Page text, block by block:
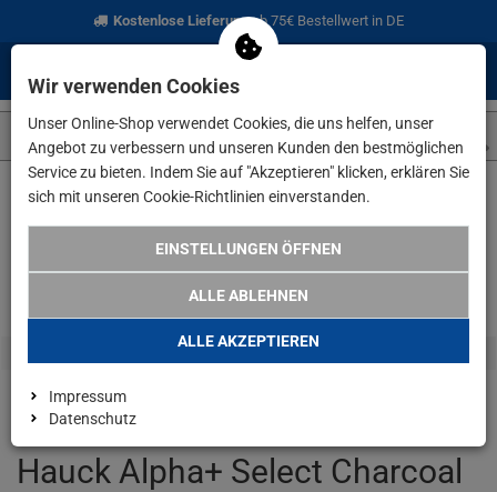
Kostenlose Lieferungab 75€ Bestellwert in DE
Hauck Alpha+ Select Charcoal
Wir verwenden Cookies
Unser Online-Shop verwendet Cookies, die uns helfen, unser
Angebot zu verbessern und unseren Kunden den bestmöglichen
Service zu bieten. Indem Sie auf "Akzeptieren" klicken, erklären Sie
sich mit unseren Cookie-Richtlinien einverstanden.
EINSTELLUNGEN ÖFFNEN
ALLE ABLEHNEN
ALLE AKZEPTIEREN
Impressum
Datenschutz